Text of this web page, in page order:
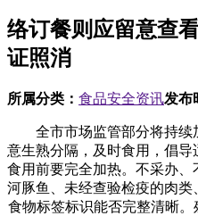
络订餐则应留意查
证照消
所属分类： 食品安全资讯发布
全市市场监管部分将持续
意生熟分隔，及时食用，倡
食用前要完全加热。不采办
河豚鱼、未经查验检疫的肉
食物标签标识能否完整清晰